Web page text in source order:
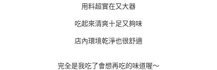
用料超實在又大器
吃起來清爽十足又夠味
店內環境乾淨也很舒適
完全是我吃了會想再吃的味道喔～